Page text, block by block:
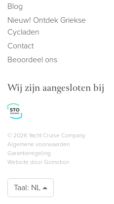
Blog
Nieuw! Ontdek Griekse
Cycladen
Contact
Beoordeel ons
Wij zijn aangesloten bij
Copyright navigation
© 2026 Yacht Cruise Company
Algemene voorwaarden
Garantieregeling
Website door Gomotion
Taal: NL